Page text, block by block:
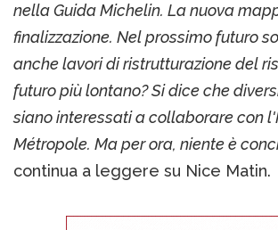
nella Guida Michelin. La nuova
finalizzazione. Nel prossimo futuro
anche lavori di ristrutturazione del
futuro più lontano? Si dice che
siano interessati a collaborare con
Métropole. Ma per ora, niente è
continua a leggere su Nice Matin.